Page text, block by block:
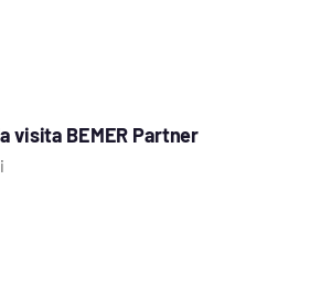
visita BEMER Partner